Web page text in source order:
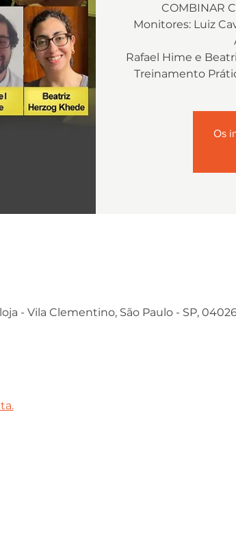
COMBINAR
Monitores: Luiz
Rafael Hime e
Treinamento
Os
- Vila Clementino, São Paulo - SP,